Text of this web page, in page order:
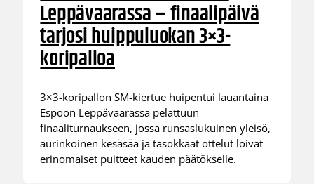
Leppävaarassa – finaalipäivä
tarjosi huippuluokan 3×3-
koripalloa
3×3-koripallon SM-kiertue huipentui lauantaina
Espoon Leppävaarassa pelattuun
finaaliturnaukseen, jossa runsaslukuinen yleisö,
aurinkoinen kesäsää ja tasokkaat ottelut loivat
erinomaiset puitteet kauden päätökselle.